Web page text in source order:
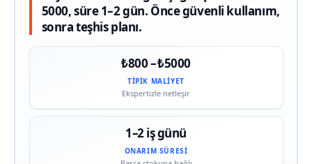
5000, süre 1–2 gün. Önce güvenli kullanım,
sonra teşhis planı.
₺800 – ₺5000
TIPIK MALIYET
Ekspertizle netleşir
1–2 iş günü
ONARIM SÜRESI